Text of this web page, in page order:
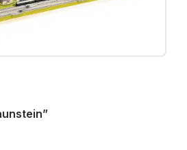
“Traunstein”